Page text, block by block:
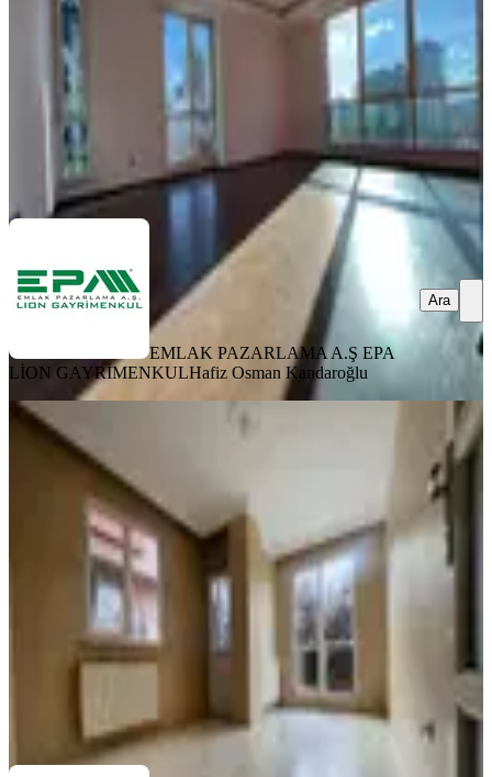
12.980.000 ₺
EMLAK PAZARLAMA A.Ş EPA LİON GAYRİMENKULHafiz
Osman Kandaroğlu
EMLAK PAZARLAMA A.Ş EPA
LİON GAYRİMENKULHafiz Osman Kandaroğlu
Ara
ÖNE ÇIKAN
Finans Merkezine Komşu Güney
Ümraniye, Çakmak Mahallesi
2+1 ·80 m²· 19.02.2026
5.450.000 ₺
Hafiz